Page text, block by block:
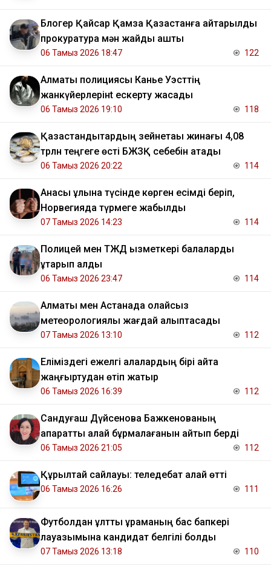
Блогер Қайсар Қамза Қазақстанға қайтарылды
прокуратура мән жайды ашты
06 Тамыз 2026 18:47 122
Алматы полициясы Канье Уэсттің
жанкүйерлерінt ескерту жасады
06 Тамыз 2026 19:10 118
Қазақстандықтардың зейнетақы жинағы 4,08
трлн теңгеге өсті БЖЗҚ себебін атады
06 Тамыз 2026 20:22 114
Анасы ұлына түсінде көрген есімді беріп,
Норвегияда түрмеге жабылды
07 Тамыз 2026 14:23 114
Полицей мен ТЖД қызметкері балаларды
құтқарып қалды
06 Тамыз 2026 23:47 114
Алматы мен Астанада қолайсыз
метеорологиялық жағдай қалыптасады
07 Тамыз 2026 13:10 112
Еліміздегі ежелгі қалалардың бірі қайта
жаңғыртудан өтіп жатыр
06 Тамыз 2026 16:39 112
Сандуғаш Дүйсенова Бажкенованың
ақпаратты қалай бұрмалағанын айтып берді
06 Тамыз 2026 21:05 112
Құрылтай сайлауы: теледебат қалай өтті
06 Тамыз 2026 16:26 111
Футболдан ұлттық құраманың бас бапкері
лауазымына кандидат белгілі болды
07 Тамыз 2026 13:18 110